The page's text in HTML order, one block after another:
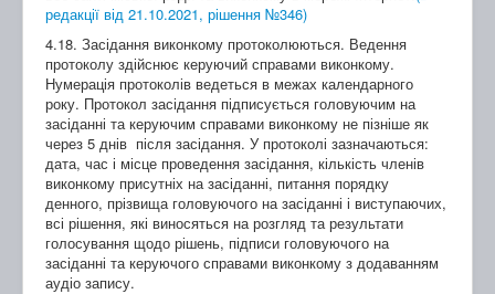
редакції від 21.10.2021, рішення №346)
4.18. Засідання виконкому протоколюються. Ведення
протоколу здійснює керуючий справами виконкому.
Нумерація протоколів ведеться в межах календарного
року. Протокол засідання підписується головуючим на
засіданні та керуючим справами виконкому не пізніше як
через 5 днів після засідання. У протоколі зазначаються:
дата, час і місце проведення засідання, кількість членів
виконкому присутніх на засіданні, питання порядку
денного, прізвища головуючого на засіданні і виступаючих,
всі рішення, які виносяться на розгляд та результати
голосування щодо рішень, підписи головуючого на
засіданні та керуючого справами виконкому з додаванням
аудіо запису.